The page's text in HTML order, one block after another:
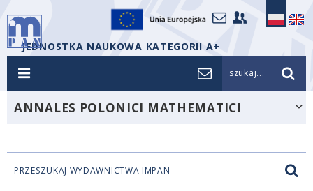
JEDNOSTKA NAUKOWA KATEGORII A+
szukaj...
ANNALES POLONICI MATHEMATICI
PRZESZUKAJ WYDAWNICTWA IMPAN